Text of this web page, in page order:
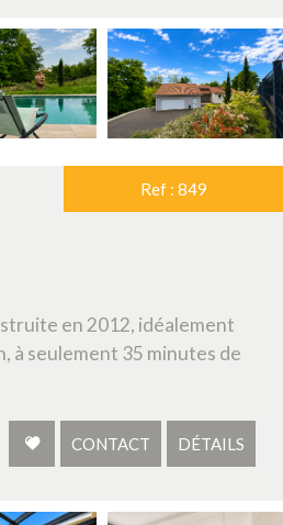
Ref : 849
en 2012, idéalement
à seulement 35 minutes de
CONTACT DÉTAILS